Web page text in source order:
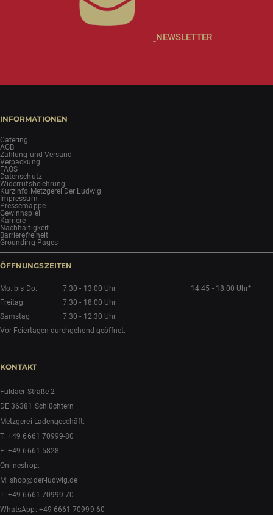
NEWSLETTER
INFORMATIONEN
Catering
AGB
Zahlung und Versand
Verpackung
FAQS
Datenschutz
Widerrufsbelehrung
Kurzinfo Metzgerei Der Ludwig
Impressum
Pressemappe
Gewinnspiel
Karriere
Nachhaltigkeit
Barrierefreiheit
Grounding Pages
ÖFFNUNGSZEITEN
Mo. bis Do. 7:30 - 13:00 Uhr
14:45 - 18:00 Uhr*
Freitag
7:30 - 18:00 Uhr
Samstag
7:30 - 12:30 Uhr
Vor Feiertagen durchgehend geöffnet.
KONTAKT
Fuldaer Straße 2
DE 36381 Schlüchtern
Metzgerei Ladengeschäft:
T:+49 6661 70999-80
F: +49 6661 5828
Onlineshop:
M:shop@der-ludwig.de
T:+49 6661 70999-70
WhatsApp: +49 6661 70999-60